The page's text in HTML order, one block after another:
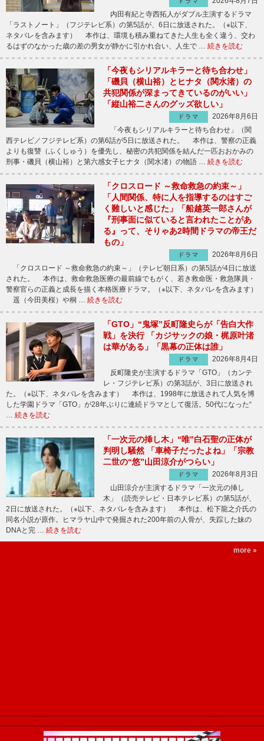
内田有紀と寺西拓人がダブル主演するドラマ
「ラストノート」（フジテレビ系）の第5話が、6日に放送された。（※以下、
ネタバレを含みます） 本作は、環境も積み重ねてきた人生も全く違う、交わ
るはずのなかった歳の差の男女が静かに引かれ合い、人生で … 続きを読む
「今夜もシリアルキラーと待ち合わせ」
「磯貝（横山裕）とヒナタ（関水渚）の
共犯関係が深まってきているのがいい」
「縦山裕二さんのグッズ欲しい」
ドラマ
2026年8月6日
「今夜もシリアルキラーと待ち合わせ」（関
西テレビ／フジテレビ系）の第6話が5日に放送された。 本作は、警察の正義
よりも復讐（ふくしゅう）を優先し、秘密の共犯関係を結んだ一匹おおかみの
刑事・磯貝（横山裕）と第六感女子ヒナタ（関水渚）の物語 … 続きを読む
「クロスロード ～救命救急の約束～」
「人間関係、特に人を指導するのはすご
く難しいと感じた」「船越英一郎さんが
『刑事面に似ていると言われたことがあ
る』って、そりゃあ2時間ドラマの帝王だ
もの」
ドラマ
2026年8月6日
「クロスロード ～救命救急の約束～」（テレビ朝日系）の第5話が4日に放送
された。 本作は、救命救急医療の最前線でもがく、若き救命医・救急隊員・
警察官らの正義と成長を描く本格医療ドラマ。（※以下、ネタバレを含みます）
遥（今田美桜）や桐 … 続きを読む
「GTO」“鬼塚”反町隆史らが「告白大作
戦」を決行 「カジサックの娘・梶原叶渚
は華がある」「黒幕の正体は誰」
ドラマ
2026年8月4日
反町隆史が主演するドラマ「GTO」（カンテ
レ・フジテレビ系）の第3話が、3日に放送され
た。（※以下、ネタバレを含みます） 本作は、1998年に放送されて人気を博
した学園ドラマ「GTO」が28年ぶりに連続ドラマとして復活。50代になった“
… 続きを読む
「一次元の挿し木」“唯”白石聖の正体が
判明し騒然 「車椅子だったよね」「宗教
二世の“悠”山田涼介がつらい」
ドラマ
2026年8月3日
山田涼介が主演するドラマ「一次元の挿し
木」（読売テレビ・日本テレビ系）の第5話が、
2日に放送された。（※以下、ネタバレを含みます） 本作は、松下龍之介氏の
同名小説が原作。ヒマラヤ山中で発掘された200年前の人骨が、失踪した妹の
DNAと完 … 続きを読む
more »